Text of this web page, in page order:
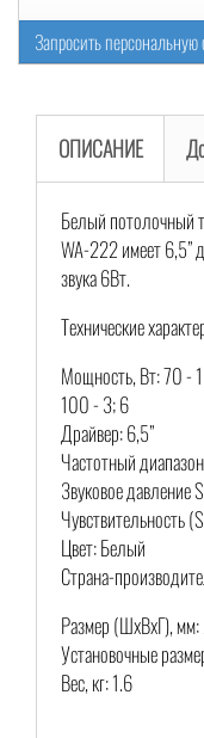
Запросить персональную
ОПИСАНИЕ
Белый потолочный
WA-222 имеет 6,5”
звука 6Вт.
Технические
Мощность, Вт: 70 -
100 - 3; 6
Драйвер: 6,5”
Частотный
Звуковое давление
Чувствительность
Цвет: Белый
Страна-
Размер (ШхВхГ), мм:
Установочные
Вес, кг: 1.6